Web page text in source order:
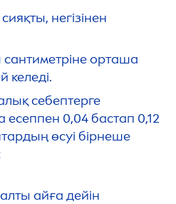
негізінен
орташа
келеді.
себептерге
0,04 бастап 0,12
өсуі бірнеше
айға дейін